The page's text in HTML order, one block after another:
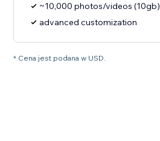
~10,000 photos/videos (10gb)
advanced customization
* Cena jest podana w USD.